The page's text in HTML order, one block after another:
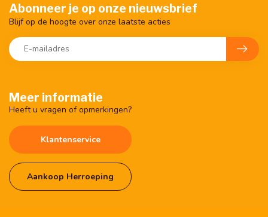
Meer informatie
Heeft u vragen of opmerkingen?
Klantenservice
Aankoop Herroeping
Abonneer je op onze nieuwsbrief
Blijf op de hoogte over onze laatste acties